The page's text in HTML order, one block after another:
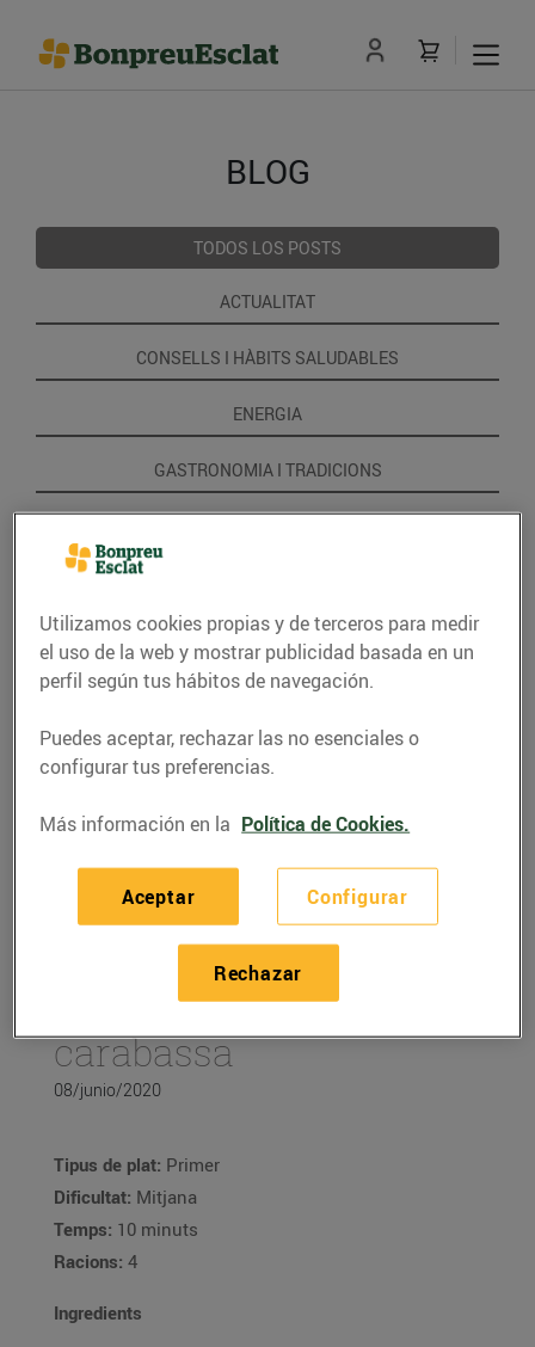
BLOG
TODOS LOS POSTS
ACTUALITAT
CONSELLS I HÀBITS SALUDABLES
ENERGIA
GASTRONOMIA I TRADICIONS
RECETAS
Recepta de sardines
marinades amb puré de
cigrons i pipes de
carabassa
08/junio/2020
Tipus de plat: Primer
Dificultat: Mitjana
Temps: 10 minuts
Racions: 4
Ingredients
Utilizamos cookies propias y de terceros para medir
el uso de la web y mostrar publicidad basada en un
perfil según tus hábitos de navegación.
Puedes aceptar, rechazar las no esenciales o
configurar tus preferencias.
Más información en la Política de Cookies.
Configurar
Rechazar
Aceptar